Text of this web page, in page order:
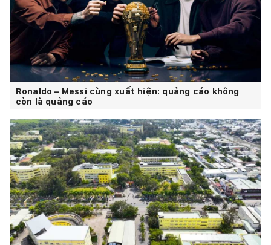
Ronaldo – Messi cùng xuất hiện: quảng cáo không
còn là quảng cáo